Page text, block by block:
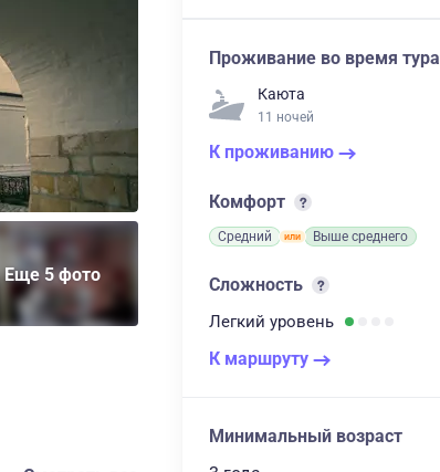
Еще 5 фото
Проживание во время тура
Каюта
11 ночей
К проживанию
Комфорт
Средний Выше среднего
Сложность
Легкий уровень
К маршруту
Минимальный возраст